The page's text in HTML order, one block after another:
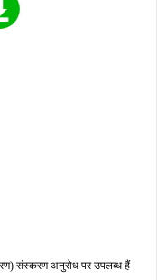
संस्करण अनुरोध पर उपलब्ध हैं